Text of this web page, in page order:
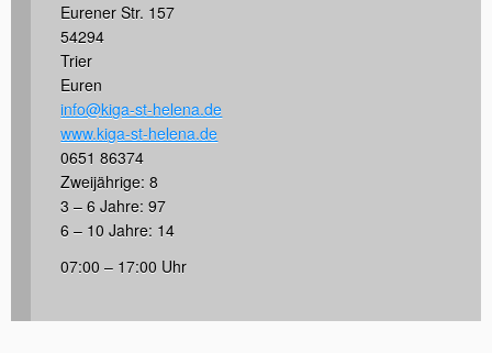
Eurener Str. 157
54294
Trier
Euren
info@kiga-st-helena.de
www.kiga-st-helena.de
0651 86374
Zweijährige: 8
3 – 6 Jahre: 97
6 – 10 Jahre: 14
07:00 – 17:00 Uhr